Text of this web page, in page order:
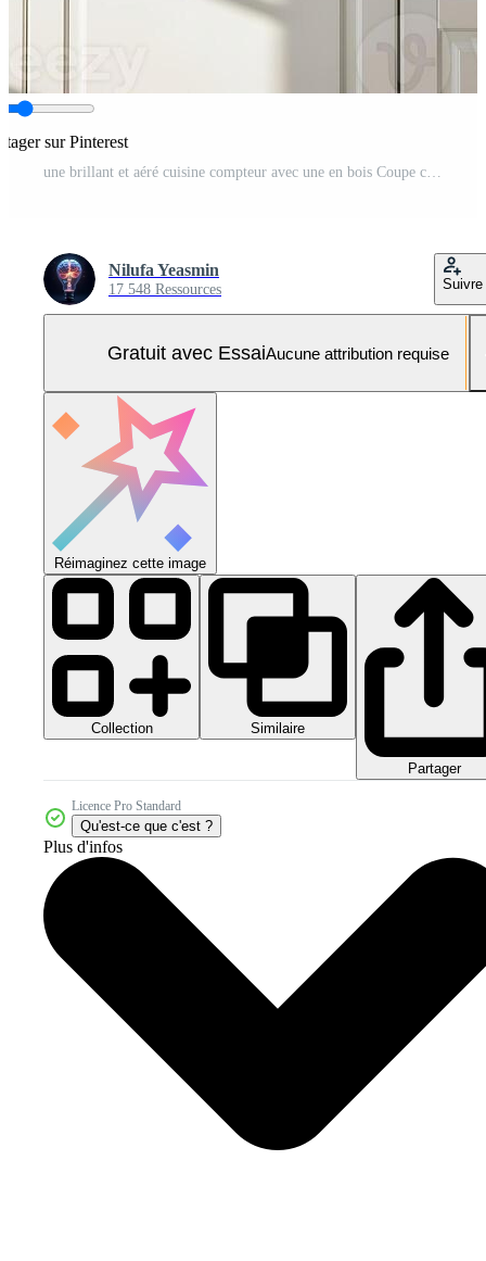
sur Pinterest
une brillant et aéré cuisine compteur avec une en bois Coupe conseil, une petit mis en pot usine, une du vin verre, et cuisine ustensiles contre une bleu mur Photo Pro
Nilufa Yeasmin
17 548 Ressources Suivre
Gratuit avec EssaiAucune attribution requise
Réimaginez cette image
Collection Similaire
Partager
Licence Pro Standard
Qu'est-ce que c'est ?
Plus d'infos